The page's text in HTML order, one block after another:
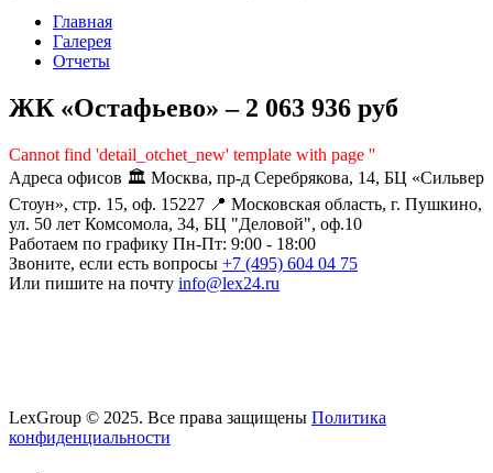
Главная
Галерея
Отчеты
ЖК «Остафьево» – 2 063 936 руб
Cannot find 'detail_otchet_new' template with page ''
Адреса офисов 🏛️ Москва, пр-д Серебрякова, 14, БЦ «Сильвер
Стоун», стр. 15, оф. 15227 📍 Московская область, г. Пушкино,
ул. 50 лет Комсомола, 34, БЦ "Деловой", оф.10
Работаем по графику Пн-Пт: 9:00 - 18:00
Звоните, если есть вопросы +7 (495) 604 04 75
Или пишите на почту info@lex24.ru
LexGroup © 2025. Все права защищены Политика
конфиденциальности